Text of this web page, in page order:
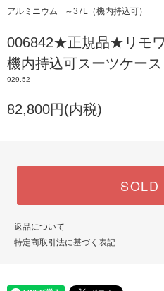
アルミニウム ～37L（機内持込可）
006842★正規品★リモ
機内持込可スーツケー
929.52
82,800円(内税)
SOLD
返品について
特定商取引法に基づく表記